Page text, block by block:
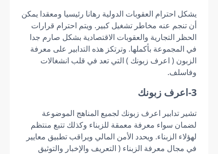
يشكل احترام العقوبات الدولية رهانا رئيسيا ومعقدا يمكن
أن تنجم عنه مخاطر تشغيل كبير. ويتم احترام قرارات
الحظر التجارية والعقوبات الاقتصادية بشكل صارم جدا
في المجموعة بأكملها. وترتكز هذه التدابير على معرفة
الزبون ( اعرف زبونك ) التي تعد في قلب انشغالات
وفاسلف.
3-اعرف زبونك
تشير تدابير اعرف زبونك لجميع المناهج الموضوعة
لضمان سواء معرفة معمقة للزبناء وكذلك تتبع منتظم
لهؤلاء الزبناء. ويحدد الأمن المالي ويراقب تطبيق معايير
في مجال معرفة الزبناء ( التعريف والإخبار والتوثيق